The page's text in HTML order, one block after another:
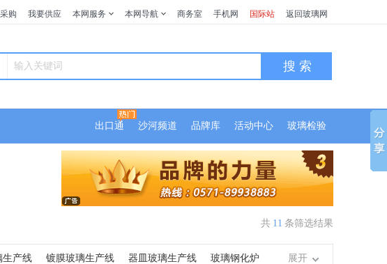
购 我要供应 本网服务 本网导航 商务室 手机网 国际站 返回玻璃网
搜 索
出口通 沙河频道 品牌库 活动中心 玻璃检验
共 11 条筛选结果
生产线 镀膜玻璃生产线 器皿玻璃生产线 玻璃钢化炉 展开